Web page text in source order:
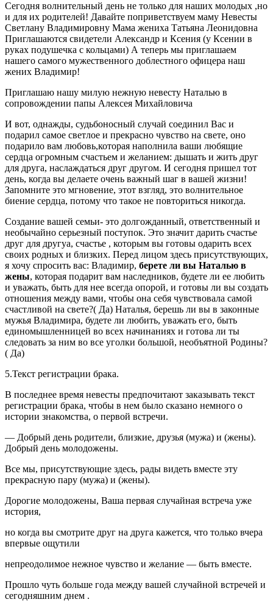
Сегодня волнительный день не только для наших молодых ,но
и для их родителей! Давайте поприветствуем маму Невесты
Светлану Владимировну Мама жениха Татьяна Леонидовна
Приглашаются свидетели Александр и Ксения (у Ксении в
руках подушечка с кольцами) А теперь мы приглашаем
нашего самого мужественного доблестного офицера наш
жених Владимир!
Приглашаю нашу милую нежную невесту Наталью в
сопровождении папы Алексея Михайловича
И вот, однажды, судьбоносный случай соединил Вас и
подарил самое светлое и прекрасно чувство на свете, оно
подарило вам любовь,которая наполнила ваши любящие
сердца огромным счастьем и желанием: дышать и жить друг
для друга, наслаждаться друг другом. И сегодня пришел тот
день, когда вы делаете очень важный шаг в вашей жизни!
Запомните это мгновение, этот взгляд, это волнительное
биение сердца, потому что такое не повториться никогда.
Создание вашей семьи- это долгожданный, ответственный и
необычайно серьезный поступок. Это значит дарить счастье
друг для другуа, счастье , которым вы готовы одарить всех
своих родных и близких. Перед лицом здесь присутствующих,
я хочу спросить вас: Владимир, берете ли вы Наталью в
жены, которая подарит вам наследников, будете ли ее любить
и уважать, быть для нее всегда опорой, и готовы ли вы создать
отношения между вами, чтобы она себя чувствовала самой
счастливой на свете?( Да) Наталья, берешь ли вы в законные
мужья Владимира, будете ли любить, уважать его, быть
единомышленницей во всех начинаниях и готова ли ты
следовать за ним во все уголки большой, необъятной Родины?
( Да)
5.Текст регистрации брака.
В последнее время невесты предпочитают заказывать текст
регистрации брака, чтобы в нем было сказано немного о
истории знакомства, о первой встречи.
— Добрый день родители, близкие, друзья (мужа) и (жены).
Добрый день молодожены.
Все мы, присутствующие здесь, рады видеть вместе эту
прекрасную пару (мужа) и (жены).
Дорогие молодожены, Ваша первая случайная встреча уже
история,
но когда вы смотрите друг на друга кажется, что только вчера
впервые ощутили
непреодолимое нежное чувство и желание — быть вместе.
Прошло чуть больше года между вашей случайной встречей и
сегодняшним днем .